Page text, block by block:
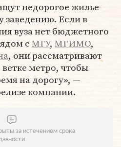
недорогое жилье
заведению. Если в
вуза нет бюджетного
сМГУ, МГИМО,
, они рассматривают
метро, чтобы
на дорогу», —
компании.
за истечением срока